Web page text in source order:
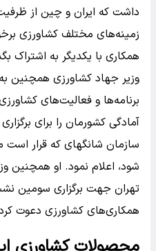
داشت که ایران و چین از
زمینه‌های مختلف کشاورزی
همکاری با یکدیگر به اشتراک
وزیر جهاد کشاورزی همچنین
برنامه‌ها و فعالیت‌های
آمادگی کشورمان را برای
سازمان شانگهای که قرار است
شود، اعلام نمود. او همچنین
تهران جهت برگزاری سومین
همکاری‌های کشاورزی دعوت